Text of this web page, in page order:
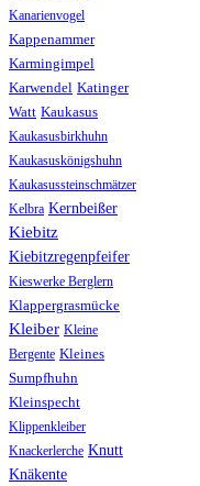
Kanarienvogel
Kappenammer
Karmingimpel
Karwendel Katinger
Watt Kaukasus
Kaukasusbirkhuhn
Kaukasuskönigshuhn
Kaukasussteinschmätzer
Kelbra Kernbeißer
Kiebitz
Kiebitzregenpfeifer
Kieswerke Berglern
Klappergrasmücke
Kleiber Kleine
Bergente Kleines
Sumpfhuhn
Kleinspecht
Klippenkleiber
Knackerlerche Knutt
Knäkente